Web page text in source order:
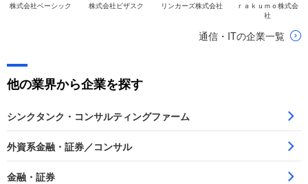
株式会社ベーシック 株式会社ビザスク リンカーズ株式会社
ｒａｋｕｍｏ株式会
社
通信・ITの企業一覧
他の業界から企業を探す
シンクタンク・コンサルティングファーム
外資系金融・証券／コンサル
金融・証券